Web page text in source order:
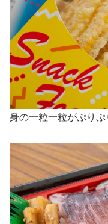
身の一粒一粒がぷりぷ